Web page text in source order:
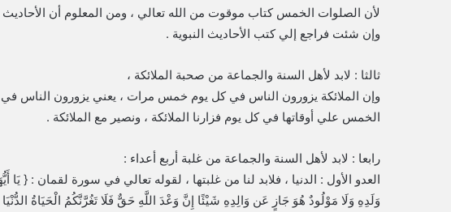
لأن الصلوات الخمس كتاب موقوت من الله تعالي ، ومن المعلوم أن الأحاديث
وإن شئت فراجع إلي كتب الأحاديث النبوية .
ثالثا : لابد لأهل السنة والجماعة من صحبة الملائكة ،
وإن الملائكة يزورون الناس في كل يوم خمس مرات ، يعني يزورون الناس في
الخمس علي أوقاتها في كل يوم فزارنا الملائكة ، ونصير مع الملائكة .
رابعا : لابد لأهل السنة والجماعة من غلبة أربع أعداء :
العدو الأول : الدنيا ، فلابد لنا من غلبتها ، لقوله تعالي في سورة لقمان : { يَا
وَلَدِهِ وَلَا مَوْلُودٌ هُوَ جَازٍ عَن وَالِدِهِ شَيْئًا إِنَّ وَعْدَ اللَّهِ حَقٌّ فَلَا تَغُرَّنَّكُمُ الْحَيَاةُ الدُّنْيَا